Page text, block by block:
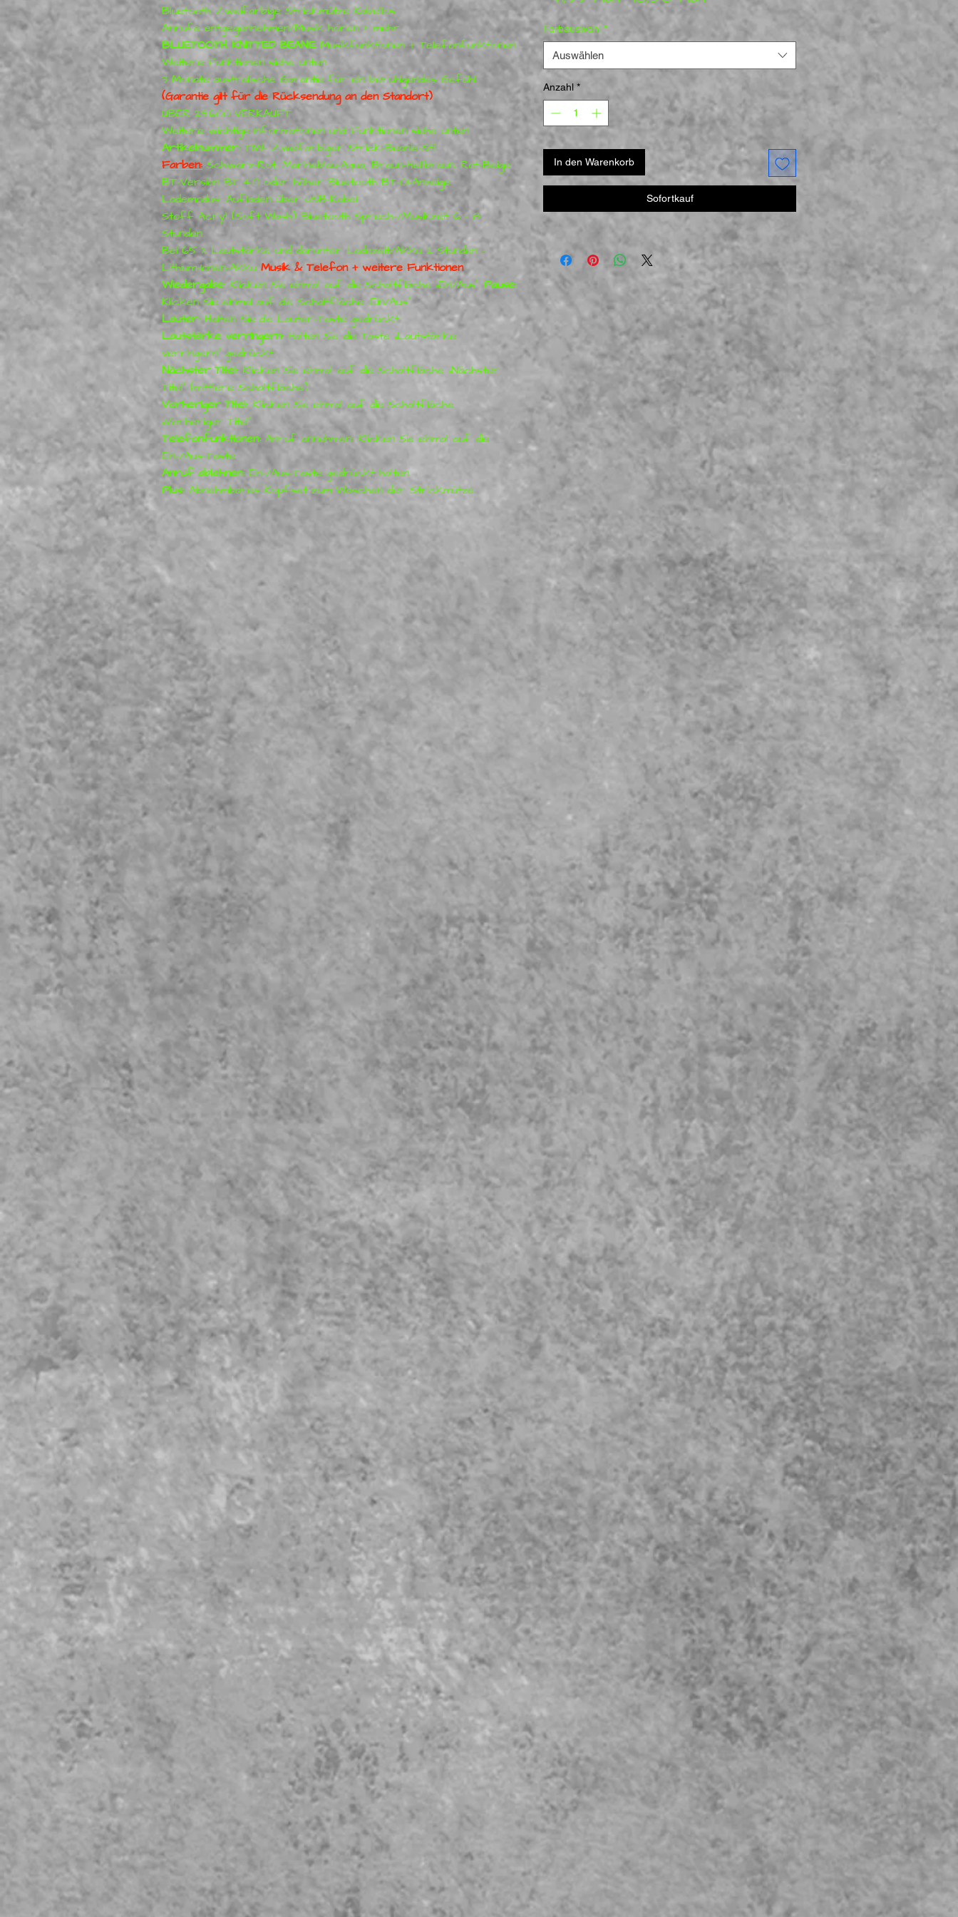
Bluetooth Zweifarbige Strickmütze Kabellos
Anrufe entgegennehmen/Musik hören + mehr
BLUETOOTH KNITTED BEANIEMusikfunktionen + Telefonfunktionen
Weitere Funktionen siehe unten
3 Monate australische Garantie für ein beruhigendes Gefühl
(Garantie gilt für die Rücksendung an den Standort)
ÜBER 29.600 VERKAUFT
Weitere wichtige Informationen und Funktionen siehe unten
Artikelnummer: TIW- Zweifarbiger Strick-Beanie-Stil
Farben: Schwarz-Rot, Marineblau-Aqua, Braun-Hellbraun, Rot-Beige
BT-Version BT 4.0 oder höher Bluetooth BT-01-Anzeige
Lademodus: Aufladen über USB-Kabel
Stoff Acryl (Soft Wash) Bluetooth Sprech-/Musikzeit 6 - 8
Stunden
Bei 65 % Lautstärke und darunter Ladezeit/Akku 2 Stunden –
Lithium-Ionen-Akku Musik & Telefon + weitere Funktionen
Wiedergabe: Klicken Sie einmal auf die Schaltfläche „Ein/Aus“. Pause:
Klicken Sie einmal auf die Schaltfläche „Ein/Aus“.
Lauter: Halten Sie die Lauter-Taste gedrückt
Lautstärke verringern: Halten Sie die Taste „Lautstärke
verringern“ gedrückt
Nächster Titel: Klicken Sie einmal auf die Schaltfläche „Nächster
Titel“ (mittlere Schaltfläche).
Vorheriger Titel: Klicken Sie einmal auf die Schaltfläche
„Vorheriger Titel“.
Telefonfunktionen: Anruf annehmen: Klicken Sie einmal auf die
Ein-/Aus-Taste
Anruf ablehnen: Ein-/Aus-Taste gedrückt halten
Plus: Abnehmbares Kopfset zum Waschen der Strickmütze
Farbauswahl *
Auswählen
Anzahl *
In den Warenkorb
Sofortkauf